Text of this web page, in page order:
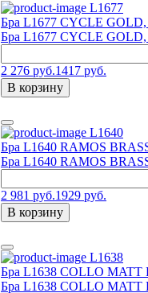
L1677
Бра L1677 CYCLE
Бра L1677 CYCLE
2 276 руб.1417 руб.
В корзину
L1640
Бра L1640 RAMOS
Бра L1640 RAMOS
2 981 руб.1929 руб.
В корзину
L1638
Бра L1638 COLLO MATT
Бра L1638 COLLO MATT